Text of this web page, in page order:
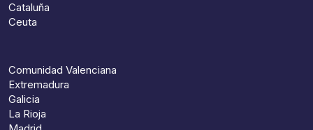
Cataluña
Ceuta
Comunidad Valenciana
Extremadura
Galicia
La Rioja